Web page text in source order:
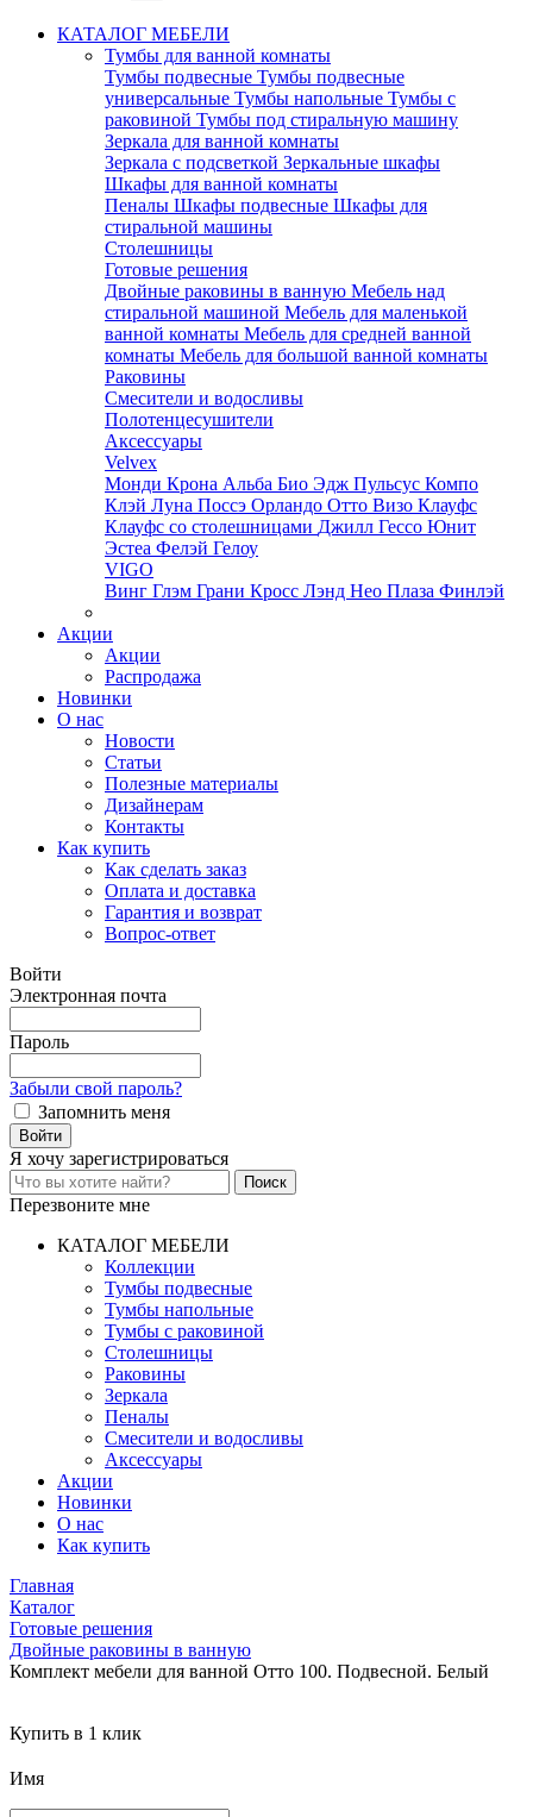
КАТАЛОГ МЕБЕЛИ
Тумбы для ванной комнаты
Тумбы подвесные Тумбы подвесные
универсальные Тумбы напольные Тумбы с
раковиной Тумбы под стиральную машину
Зеркала для ванной комнаты
Зеркала с подсветкой Зеркальные шкафы
Шкафы для ванной комнаты
Пеналы Шкафы подвесные Шкафы для
стиральной машины
Столешницы
Готовые решения
Двойные раковины в ванную Мебель над
стиральной машиной Мебель для маленькой
ванной комнаты Мебель для средней ванной
комнаты Мебель для большой ванной комнаты
Раковины
Смесители и водосливы
Полотенцесушители
Аксессуары
Velvex
Монди Крона Альба Био Эдж Пульсус Компо
Клэй Луна Поссэ Орландо Отто Визо Клауфс
Клауфс со столешницами Джилл Гессо Юнит
Эстеа Фелэй Гелоу
VIGO
Винг Глэм Грани Кросс Лэнд Нео Плаза Финлэй
Акции
Акции
Распродажа
Новинки
О нас
Новости
Статьи
Полезные материалы
Дизайнерам
Контакты
Как купить
Как сделать заказ
Оплата и доставка
Гарантия и возврат
Вопрос-ответ
Войти
Электронная почта
Пароль
Забыли свой пароль?
Запомнить меня
Я хочу зарегистрироваться
Перезвоните мне
КАТАЛОГ МЕБЕЛИ
Коллекции
Тумбы подвесные
Тумбы напольные
Тумбы с раковиной
Столешницы
Раковины
Зеркала
Пеналы
Смесители и водосливы
Аксессуары
Акции
Новинки
О нас
Как купить
Главная
Каталог
Готовые решения
Двойные раковины в ванную
Комплект мебели для ванной Отто 100. Подвесной. Белый
Купить в 1 клик
Имя